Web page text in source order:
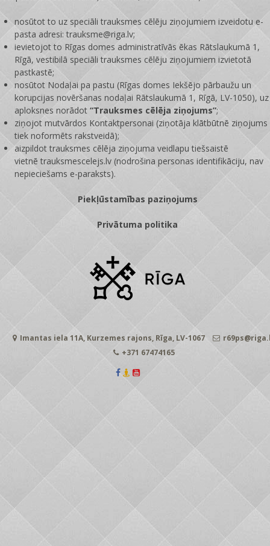
nosūtot to uz speciāli trauksmes cēlēju ziņojumiem izveidotu e-
pasta adresi: trauksme@riga.lv;
ievietojot to Rīgas domes administratīvās ēkas Rātslaukumā 1,
Rīgā, vestibilā speciāli trauksmes cēlēju ziņojumiem izvietotā
pastkastē;
nosūtot Nodaļai pa pastu (Rīgas domes Iekšējo pārbaužu un
korupcijas novēršanas nodaļai Rātslaukumā 1, Rīgā, LV-1050), uz
aploksnes norādot“Trauksmes cēlēja ziņojums”;
ziņojot mutvārdos Kontaktpersonai (ziņotāja klātbūtnē ziņojums
tiek noformēts rakstveidā);
aizpildot trauksmes cēlēja ziņojuma veidlapu tiešsaistē
vietnētrauksmescelejs.lv (nodrošina personas identifikāciju, nav
nepieciešams e-paraksts).
Piekļūstamības paziņojums
Privātuma politika
Imantas iela 11A, Kurzemes rajons, Rīga, LV-1067
+371 67474165